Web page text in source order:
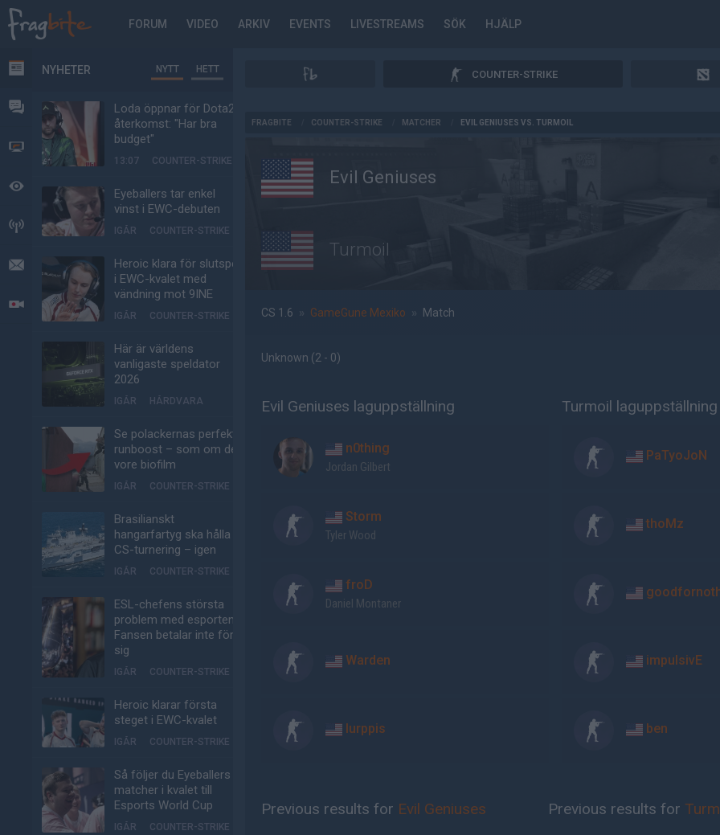
FORUM VIDEO ARKIV EVENTS LIVESTREAMS SÖK HJÄLP
NYHETER
FORUM
VIDEO
BEVAKAT
HÄNDELSER
MEDDELANDEN
LIVESÄNDNINGAR
NYHETER NYTT HETT
Loda öppnar för Dota2-
återkomst: "Har bra
budget"
13:07 COUNTER-STRIKE
Eyeballers tar enkel
vinst i EWC-debuten
IGÅR COUNTER-STRIKE
Heroic klara för slutspel
i EWC-kvalet med
vändning mot 9INE
IGÅR COUNTER-STRIKE
Här är världens
vanligaste speldator
2026
IGÅR HÅRDVARA
Se polackernas perfekta
runboost – som om det
vore biofilm
IGÅR COUNTER-STRIKE
Brasilianskt
hangarfartyg ska hålla
CS-turnering – igen
IGÅR COUNTER-STRIKE
ESL-chefens största
problem med esporten:
Fansen betalar inte för
sig
IGÅR COUNTER-STRIKE
Heroic klarar första
steget i EWC-kvalet
IGÅR COUNTER-STRIKE
Så följer du Eyeballers
matcher i kvalet till
Esports World Cup
IGÅR COUNTER-STRIKE
COUNTER-STRIKE
FRAGBITE COUNTER-STRIKE MATCHER EVIL GENIUSES VS. TURMOIL
Evil Geniuses
Turmoil
CS 1.6 » GameGune Mexiko » Match
Unknown (2 - 0)
Evil Geniuses laguppställning
n0thing
Jordan Gilbert
Storm
Tyler Wood
froD
Daniel Montaner
Warden
lurppis
Turmoil laguppställning
PaTyoJoN
thoMz
impulsivE
ben
Previous results for Evil Geniuses Previous results for